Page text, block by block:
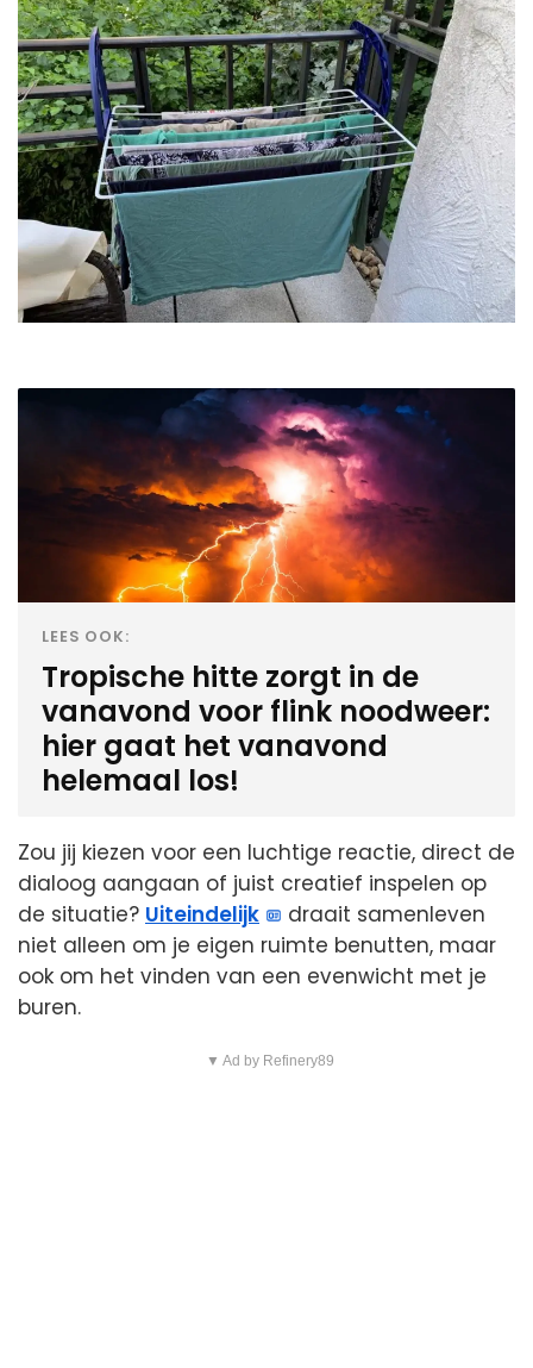
LEES OOK:
Tropische hitte zorgt in de
vanavond voor flink noodweer:
hier gaat het vanavond
helemaal los!
Zou jij kiezen voor een luchtige reactie, direct de
dialoog aangaan of juist creatief inspelen op
de situatie? Uiteindelijk
draait samenleven
niet alleen om je eigen ruimte benutten, maar
ook om het vinden van een evenwicht met je
buren.
▼ Ad by Refinery89